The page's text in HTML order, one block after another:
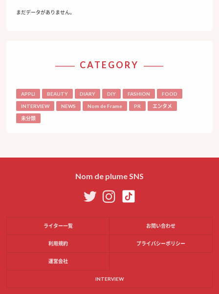
まだデータがありません。
CATEGORY
APPLI BEAUTY DIARY DIY FASHION FOOD
INTERVIEW NEWS Nom de Frame PR エンタメ
未分類
Nom de plume SNS
ライター一覧 お問い合わせ
利用規約 プライバシーポリシー
運営会社
INTERVIEW